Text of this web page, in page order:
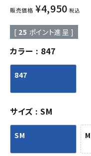
販売価格 ¥4,950 税込
[ 25 ポイント進呈 ]
カラー 847
847
サイズ SM
SM